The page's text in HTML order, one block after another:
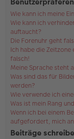
Wie kann ich meine
Wie kann ich
auftaucht?
Die Forenuhr geht
Ich habe die
falsch!
Meine Sprache steht
Was sind das für
werden?
Wie verwende ich
Was ist mein Rang
Wenn ich bei einem
aufgefordert, mich
Beiträge